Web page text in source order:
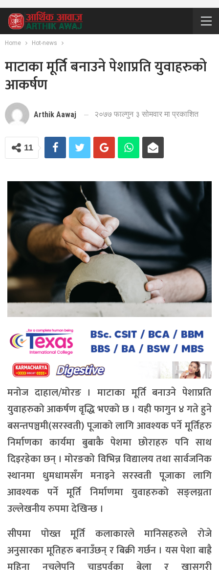
Home Hot-news
माटाका मूर्ति बनाउने पेशाप्रति युवाहरुको
आकर्षण
Arthik Aawaj २०७७ फाल्गुन ३ सोमवार मा प्रकाशित
11
मनोज दाहाल/मोरङ । माटाका मूर्ति बनाउने पेशाप्रति
युवाहरुको आकर्षण वृद्धि भएको छ । यही फागुन ४ गते हुने
बसन्तपञ्चमी(सरस्वती) पूजाको लागि आवश्यक पर्ने मूर्तिहरु
निर्माणका कार्यमा बुबाकै पेशमा छोराहरु पनि साथ
दिइरहेका छन् । मोरङको विभिन्न विद्यालय तथा सार्वजनिक
स्थानमा धुमधामसँग मनाइने सरस्वती पूजाका लागि
आवश्यक पर्ने मूर्ति निर्माणमा युवाहरुको सङ्लग्नता
उल्लेखनीय रुपमा देखिन्छ ।
सीपमा पोख्त मूर्ति कलाकारले मानिसहरुले रोजे
अनुसारका मूतिहरु बनाउँछन् र बिक्री गर्छन । यस पेशा बाह्रै